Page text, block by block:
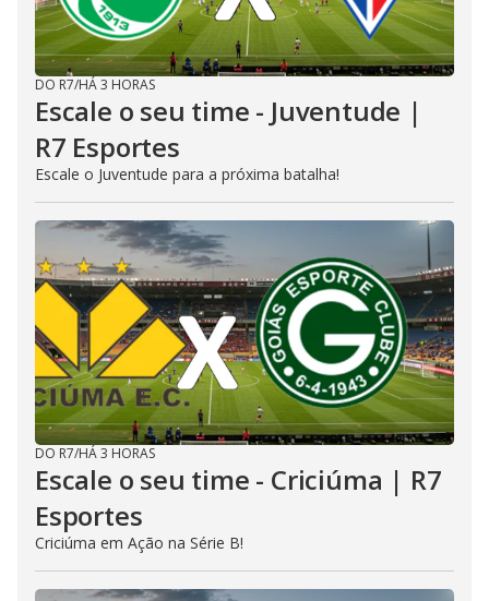
DO R7/HÁ 3 HORAS
Escale o seu time - Juventude |
R7 Esportes
Escale o Juventude para a próxima batalha!
DO R7/HÁ 3 HORAS
Escale o seu time - Criciúma | R7
Esportes
Criciúma em Ação na Série B!